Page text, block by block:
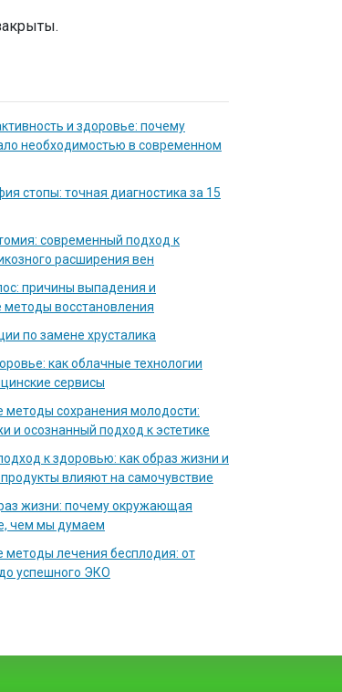
и здоровье: почему
необходимостью в современном
стопы: точная диагностика за 15
современный подход к
расширения вен
причины выпадения и
восстановления
по замене хрусталика
как облачные технологии
сервисы
сохранения молодости:
и осознанный подход к эстетике
к здоровью: как образ жизни и
влияют на самочувствие
жизни: почему окружающая
чем мы думаем
лечения бесплодия: от
успешного ЭКО